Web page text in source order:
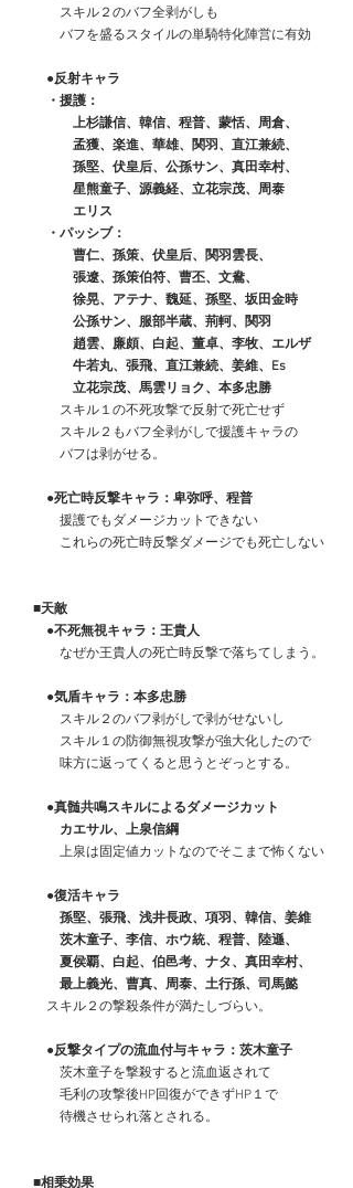
スキル２のバフ全剥がしも
バフを盛るスタイルの単騎特化陣営に有効
●反射キャラ
・援護：
上杉謙信、韓信、程普、蒙恬、周倉、
孟獲、楽進、華雄、関羽、直江兼続、
孫堅、伏皇后、公孫サン、真田幸村、
星熊童子、源義経、立花宗茂、周泰
エリス
・パッシブ：
曹仁、孫策、伏皇后、関羽雲長、
張遼、孫策伯符、曹丕、文鴦、
徐晃、アテナ、魏延、孫堅、坂田金時
公孫サン、服部半蔵、荊軻、関羽
趙雲、廉頗、白起、董卓、李牧、エルザ
牛若丸、張飛、直江兼続、姜維、Es
立花宗茂、馬雲リョク、本多忠勝
スキル１の不死攻撃で反射で死亡せず
スキル２もバフ全剥がしで援護キャラの
バフは剥がせる。
●死亡時反撃キャラ：卑弥呼、程普
援護でもダメージカットできない
これらの死亡時反撃ダメージでも死亡しない
■天敵
●不死無視キャラ：王貴人
なぜか王貴人の死亡時反撃で落ちてしまう。
●気盾キャラ：本多忠勝
スキル２のバフ剥がしで剥がせないし
スキル１の防御無視攻撃が強大化したので
味方に返ってくると思うとぞっとする。
●真髄共鳴スキルによるダメージカット
カエサル、上泉信綱
上泉は固定値カットなのでそこまで怖くない
●復活キャラ
孫堅、張飛、浅井長政、項羽、韓信、姜維
茨木童子、李信、ホウ統、程普、陸遜、
夏侯覇、白起、伯邑考、ナタ、真田幸村、
最上義光、曹真、周泰、土行孫、司馬懿
スキル２の撃殺条件が満たしづらい。
●反撃タイプの流血付与キャラ：茨木童子
茨木童子を撃殺すると流血返されて
毛利の攻撃後HP回復ができずHP１で
待機させられ落とされる。
■相乗効果